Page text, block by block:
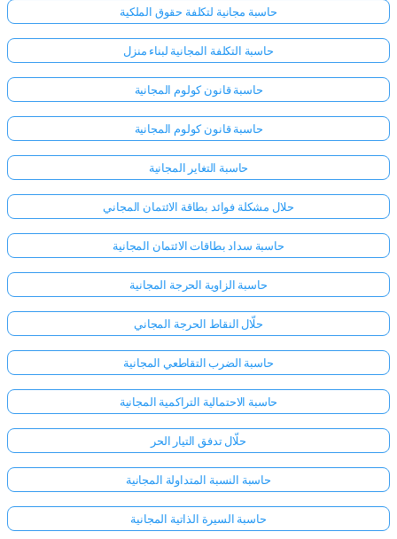
حاسبة مجانية لتكلفة حقوق الملكية
حاسبة التكلفة المجانية لبناء منزل
حاسبة قانون كولوم المجانية
حاسبة قانون كولوم المجانية
حاسبة التغاير المجانية
حلال مشكلة فوائد بطاقة الائتمان المجاني
حاسبة سداد بطاقات الائتمان المجانية
حاسبة الزاوية الحرجة المجانية
حلّال النقاط الحرجة المجاني
حاسبة الضرب التقاطعي المجانية
حاسبة الاحتمالية التراكمية المجانية
حلّال تدفق التيار الحر
حاسبة النسبة المتداولة المجانية
حاسبة السيرة الذاتية المجانية